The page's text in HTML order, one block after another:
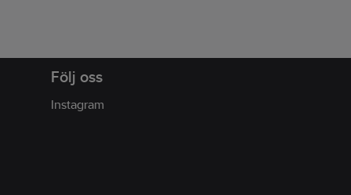
Följ oss
Instagram